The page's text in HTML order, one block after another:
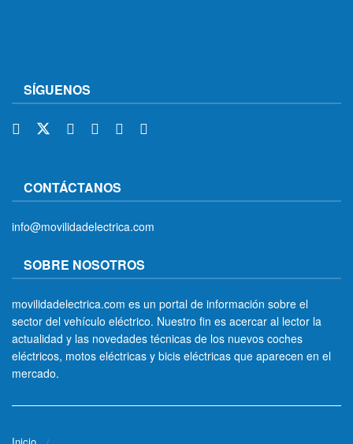
SÍGUENOS
CONTÁCTANOS
info@movilidadelectrica.com
SOBRE NOSOTROS
movilidadelectrica.com es un portal de información sobre el
sector del vehículo eléctrico. Nuestro fin es acercar al lector la
actualidad y las novedades técnicas de los nuevos coches
eléctricos, motos eléctricas y bicis eléctricas que aparecen en el
mercado.